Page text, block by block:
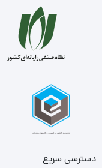
دسترسی سریع